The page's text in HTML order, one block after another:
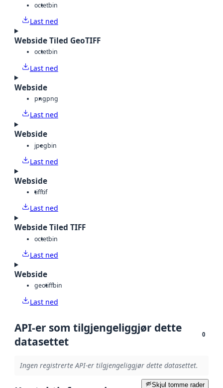
octetbin
Last ned
Webside Tiled GeoTIFF
octetbin
Last ned
Webside
pngpng
Last ned
Webside
jpegbin
Last ned
Webside
tifftif
Last ned
Webside Tiled TIFF
octetbin
Last ned
Webside
geotiffbin
Last ned
API-er som tilgjengeliggjør dette
datasettet
0
Ingen registrerte API-er tilgjengeliggjør dette datasettet.
Skjul tomme rader